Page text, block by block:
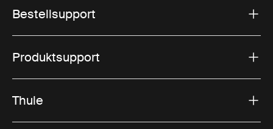
Bestellsupport
Produktsupport
Thule